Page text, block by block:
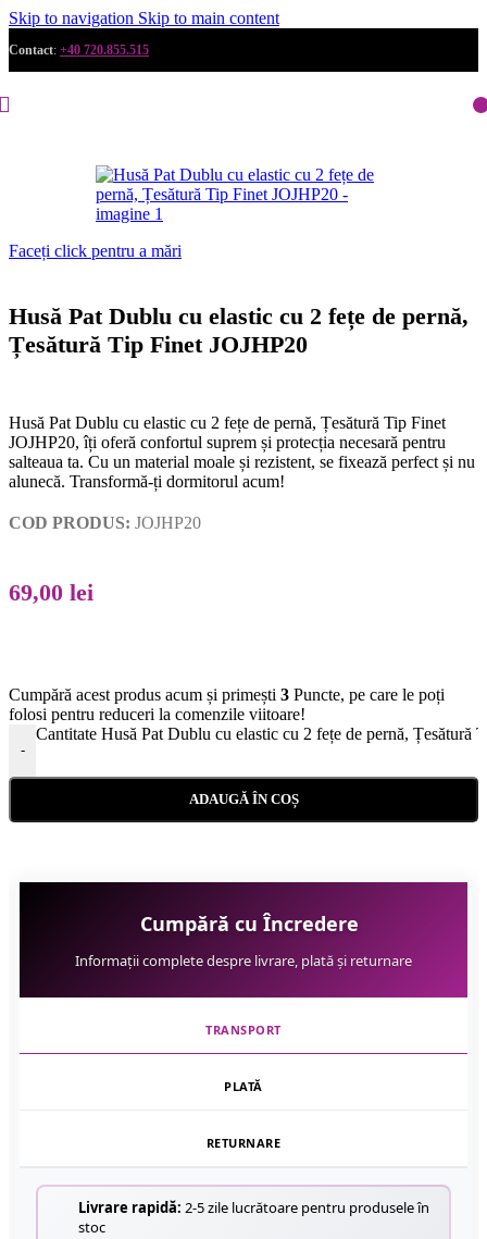
Skip to navigation Skip to main content
Contact: +40 720.855.515
Faceți click pentru a mări
Husă Pat Dublu cu elastic cu 2 fețe de pernă,
Țesătură Tip Finet JOJHP20
Husă Pat Dublu cu elastic cu 2 fețe de pernă, Țesătură Tip Finet
JOJHP20, îți oferă confortul suprem și protecția necesară pentru
salteaua ta. Cu un material moale și rezistent, se fixează perfect și nu
alunecă. Transformă-ți dormitorul acum!
COD PRODUS: JOJHP20
69,00 lei
Cumpără acest produs acum și primești 3 Puncte, pe care le poți
folosi pentru reduceri la comenzile viitoare!
-
Cantitate Husă Pat Dublu cu elastic cu 2 fețe de pernă, Țesătură
ADAUGĂ ÎN COȘ
Cumpără cu Încredere
Informații complete despre livrare, plată și returnare
TRANSPORT
PLATĂ
RETURNARE
Livrare rapidă: 2-5 zile lucrătoare pentru produsele în
stoc